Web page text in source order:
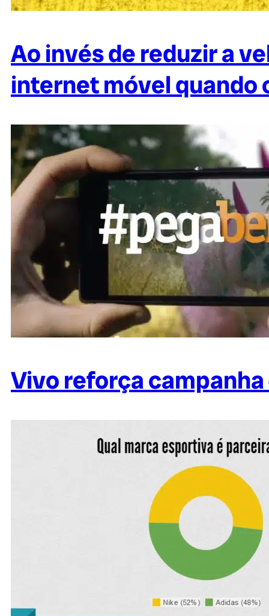
Ao invés de reduzir a
internet móvel quando
Vivo reforça campanha